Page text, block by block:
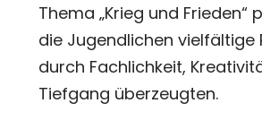
Thema „Krieg und Frieden“
die Jugendlichen vielfältige
durch Fachlichkeit,
Tiefgang überzeugten.